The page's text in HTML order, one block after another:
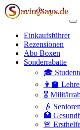
Einkaufsführer
Rezensionen
Abo Boxen
Sonderrabatte
🎓
👩‍🏫
🎖️
👴
🏥
🚨